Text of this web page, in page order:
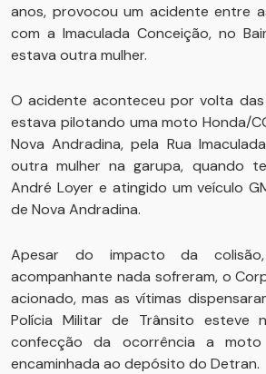
anos, provocou um acidente entre
com a Imaculada Conceição, no
estava outra mulher.
O acidente aconteceu por volta das
estava pilotando uma moto Honda/
Nova Andradina, pela Rua
outra mulher na garupa, quando
André Loyer e atingido um veículo
de Nova Andradina.
Apesar do impacto da
acompanhante nada sofreram, o
acionado, mas as vítimas
Polícia Militar de Trânsito esteve
confecção da ocorrência a
encaminhada ao depósito do Detran.